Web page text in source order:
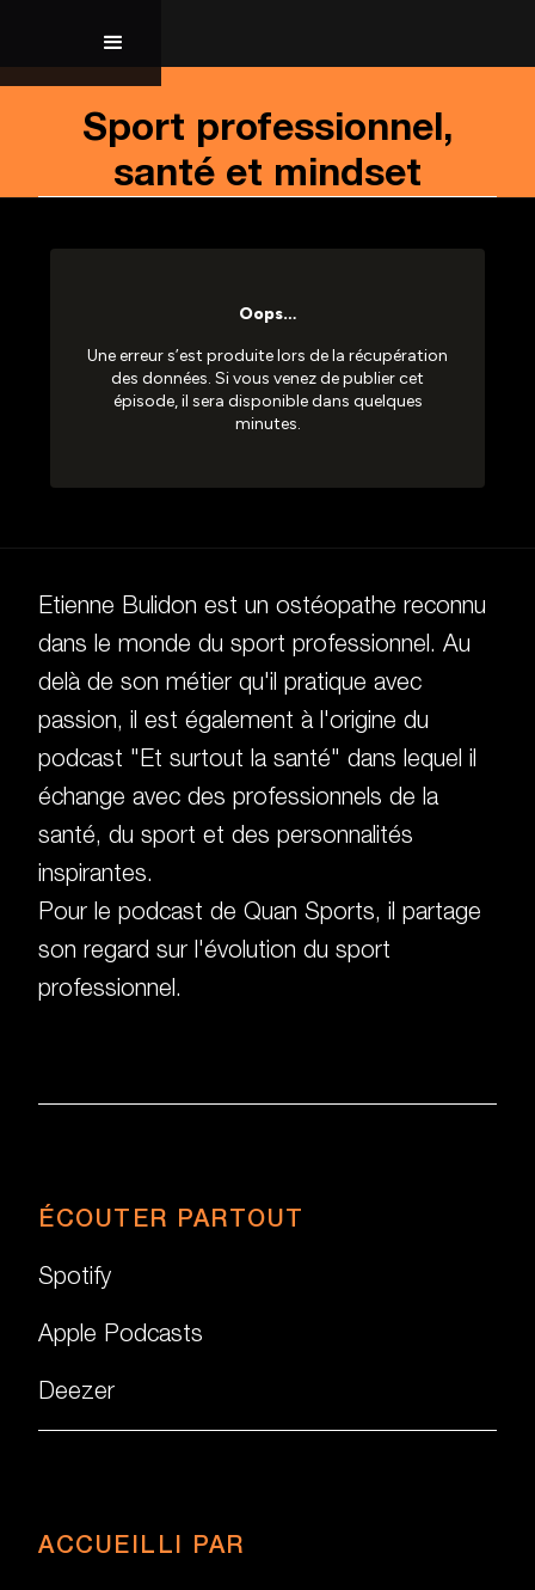
Sport professionnel,
santé et mindset
Etienne Bulidon est un ostéopathe reconnu
dans le monde du sport professionnel. Au
delà de son métier qu'il pratique avec
passion, il est également à l'origine du
podcast "Et surtout la santé" dans lequel il
échange avec des professionnels de la
santé, du sport et des personnalités
inspirantes.
Pour le podcast de Quan Sports, il partage
son regard sur l'évolution du sport
professionnel.
ÉCOUTER PARTOUT
Spotify
Apple Podcasts
Deezer
ACCUEILLI PAR